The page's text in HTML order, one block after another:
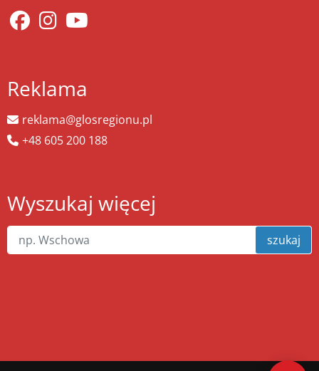
Reklama
reklama@glosregionu.pl
+48 605 200 188
Wyszukaj więcej
szukaj